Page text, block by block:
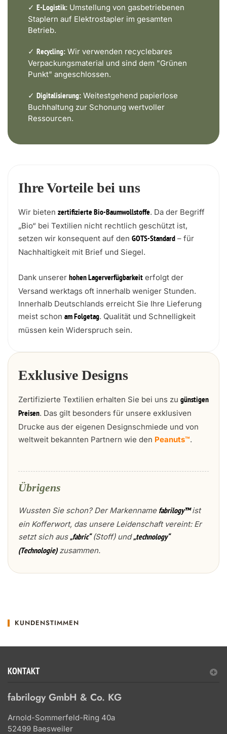
✓ E-Logistik: Umstellung von gasbetriebenen
Staplern auf Elektrostapler im gesamten
Betrieb.
✓ Recycling: Wir verwenden recyclebares
Verpackungsmaterial und sind dem "Grünen
Punkt" angeschlossen.
✓ Digitalisierung: Weitestgehend papierlose
Buchhaltung zur Schonung wertvoller
Ressourcen.
Ihre Vorteile bei uns
Wir bieten zertifizierte Bio-Baumwollstoffe. Da der Begriff
„Bio“ bei Textilien nicht rechtlich geschützt ist,
setzen wir konsequent auf den GOTS-Standard – für
Nachhaltigkeit mit Brief und Siegel.
Dank unserer hohen Lagerverfügbarkeit erfolgt der
Versand werktags oft innerhalb weniger Stunden.
Innerhalb Deutschlands erreicht Sie Ihre Lieferung
meist schon am Folgetag. Qualität und Schnelligkeit
müssen kein Widerspruch sein.
Exklusive Designs
Zertifizierte Textilien erhalten Sie bei uns zu günstigen
Preisen. Das gilt besonders für unsere exklusiven
Drucke aus der eigenen Designschmiede und von
weltweit bekannten Partnern wie den Peanuts™.
Übrigens
Wussten Sie schon? Der Markenname fabrilogy™ist
ein Kofferwort, das unsere Leidenschaft vereint: Er
setzt sich aus„fabric“(Stoff) und„technology“
(Technologie)zusammen.
KUNDENSTIMMEN
KONTAKT
fabrilogy GmbH & Co. KG
Arnold-Sommerfeld-Ring 40a
52499 Baesweiler